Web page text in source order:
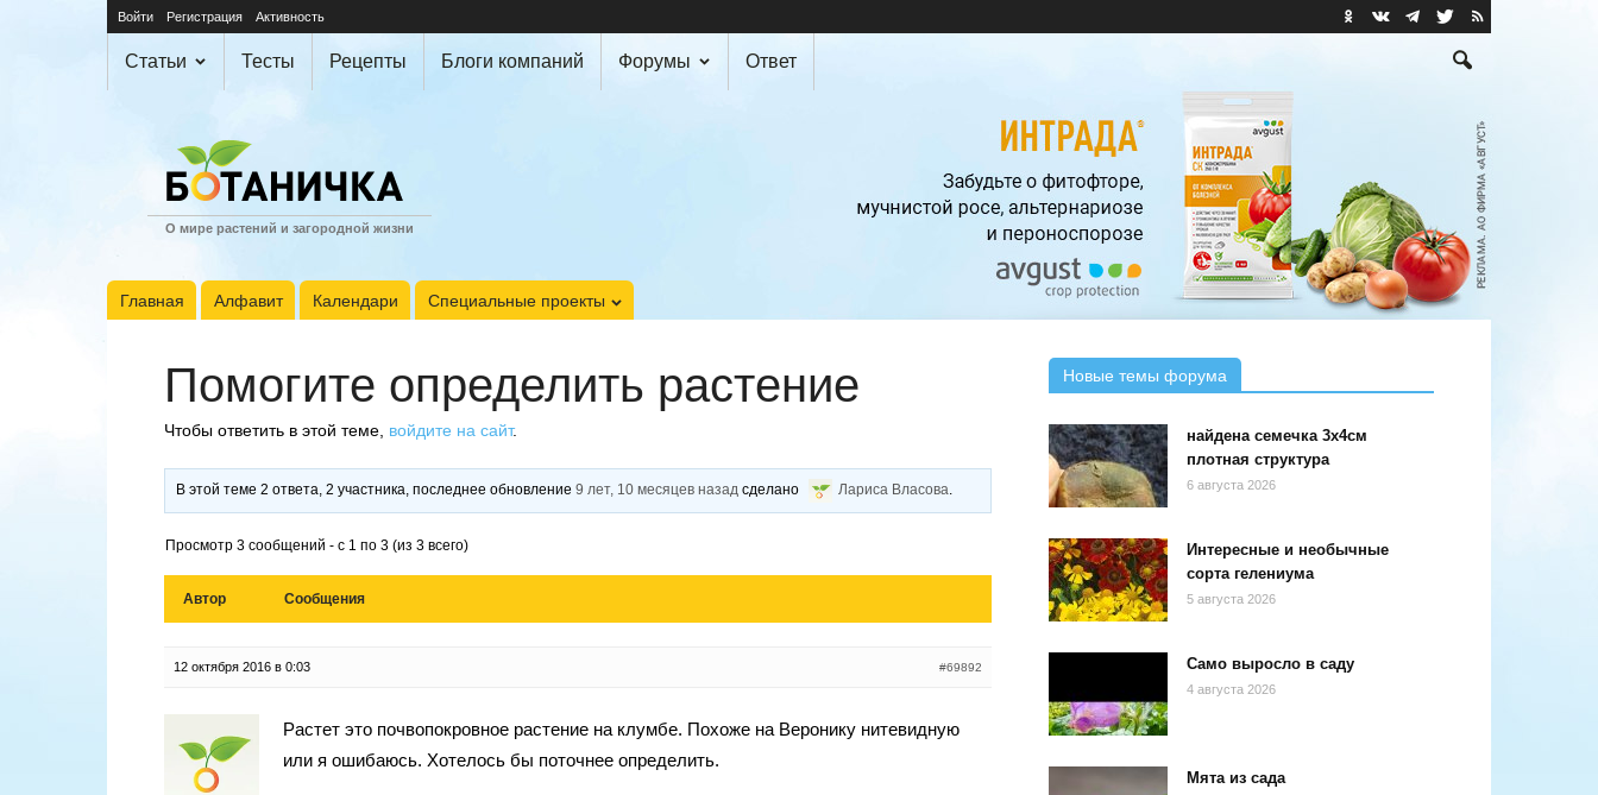
Войти Регистрация Активность
Статьи Тесты Рецепты Блоги компаний Форумы Ответ
О мире растений и загородной жизни
Главная Алфавит Календари Специальные проекты
Помогите определить растение
Чтобы ответить в этой теме, войдите на сайт.
В этой теме 2 ответа, 2 участника, последнее обновление9 лет, 10 месяцев назад сделано Лариса Власова.
Просмотр 3 сообщений - с 1 по 3 (из 3 всего)
Автор Сообщения
12 октября 2016 в 0:03 #69892
Растет это почвопокровное растение на клумбе. Похоже на Веронику нитевидную
или я ошибаюсь. Хотелось бы поточнее определить.
Новые темы форума
найдена семечка 3х4см
плотная структура
6 августа 2026
Интересные и необычные
сорта гелениума
5 августа 2026
Само выросло в саду
4 августа 2026
Мята из сада